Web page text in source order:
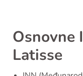
Osnovne
Latisse